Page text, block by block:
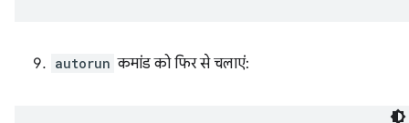
autorun कमांड को फिर से चलाएं: